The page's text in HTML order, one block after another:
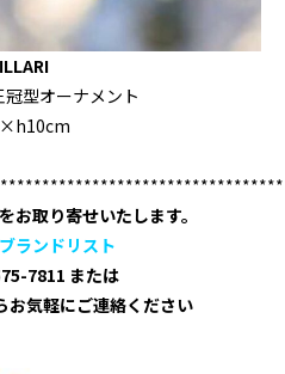
型オーナメント
お取り寄せいたします。
ランドリスト
7811 または
お気軽にご連絡ください